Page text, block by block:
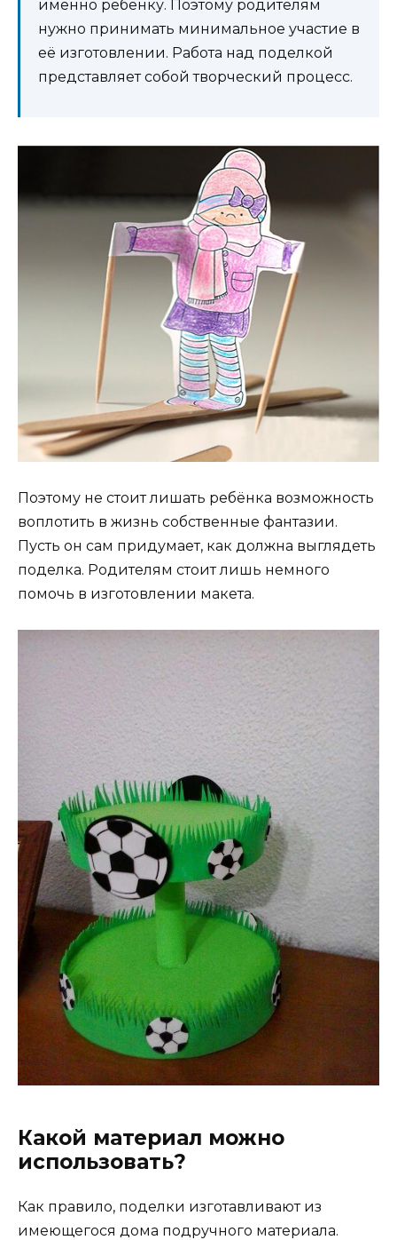
именно ребёнку. Поэтому родителям
нужно принимать минимальное участие в
её изготовлении. Работа над поделкой
представляет собой творческий процесс.
Поэтому не стоит лишать ребёнка возможность
воплотить в жизнь собственные фантазии.
Пусть он сам придумает, как должна выглядеть
поделка. Родителям стоит лишь немного
помочь в изготовлении макета.
Какой материал можно
использовать?
Как правило, поделки изготавливают из
имеющегося дома подручного материала.